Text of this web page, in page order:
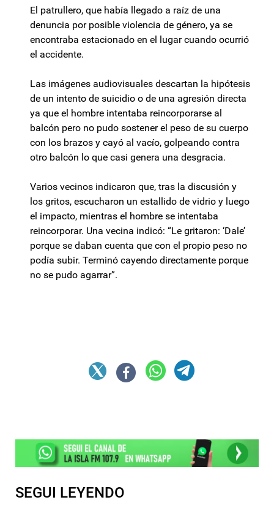
El patrullero, que había llegado a raíz de una
denuncia por posible violencia de género, ya se
encontraba estacionado en el lugar cuando ocurrió
el accidente.
Las imágenes audiovisuales descartan la hipótesis
de un intento de suicidio o de una agresión directa
ya que el hombre intentaba reincorporarse al
balcón pero no pudo sostener el peso de su cuerpo
con los brazos y cayó al vacío, golpeando contra
otro balcón lo que casi genera una desgracia.
Varios vecinos indicaron que, tras la discusión y
los gritos, escucharon un estallido de vidrio y luego
el impacto, mientras el hombre se intentaba
reincorporar. Una vecina indicó: “Le gritaron: ‘Dale’
porque se daban cuenta que con el propio peso no
podía subir. Terminó cayendo directamente porque
no se pudo agarrar”.
SEGUI LEYENDO